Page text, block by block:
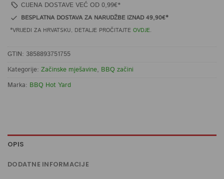
CIJENA DOSTAVE VEĆ OD 0,99€*
BESPLATNA DOSTAVA ZA NARUDŽBE IZNAD 49,90€*
*VRIJEDI ZA HRVATSKU, DETALJE PROČITAJTE OVDJE.
GTIN: 3858893751755
Kategorije: Začinske mješavine, BBQ začini
Marka: BBQ Hot Yard
OPIS
DODATNE INFORMACIJE